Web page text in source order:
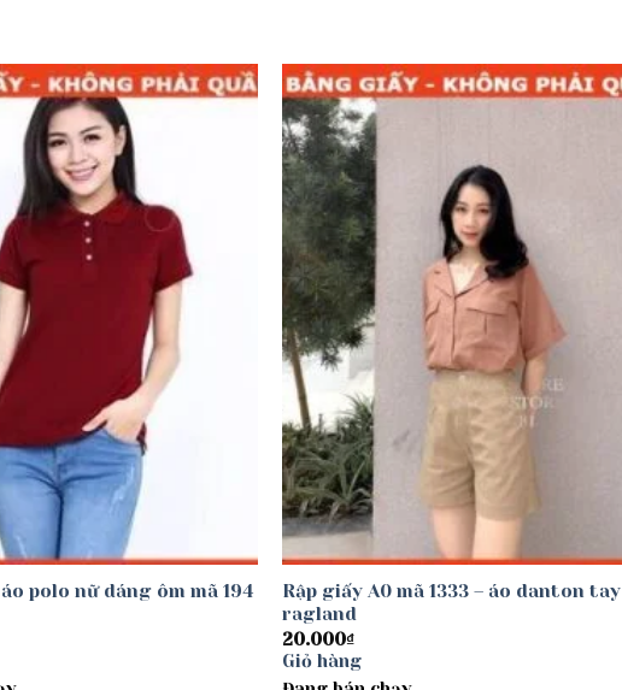
polo nữ dáng ôm mã 194
Rập giấy A0 mã 1333 – áo danton tay
ragland
20.000₫
Giỏ hàng